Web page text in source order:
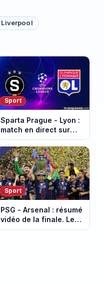
Liverpool
Sport
Sparta Prague - Lyon :
match en direct sur
Canal+ à 20h00
(barrages de Ligue des
Champions)
Sport
PSG - Arsenal : résumé
vidéo de la finale. Le
PSG gagne sa 2eme